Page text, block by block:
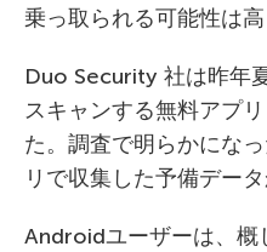
乗っ取られる可能性は高
Duo Security 社は昨年
スキャンする無料アプ
た。調査で明らかにな
リで収集した予備デー
Androidユーザーは、概